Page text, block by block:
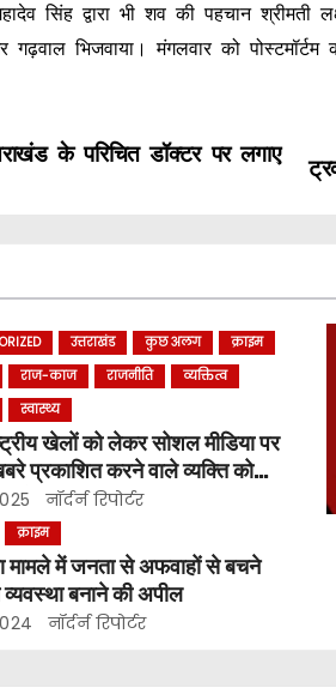
सिंह द्वारा भी शव की पहचान
गढ़वाल भिजवाया। मंगलवार को
के परिचित डॉक्टर पर लगाए
उत्तराखंड कुछ अलग
क्राइम
राज-काज राजनीति
व्यक्तित्व
स्वास्थ्य
खेलों को लेकर सोशल मीडिया पर
प्रकाशित करने वाले व्यक्ति को
ने गिरफ्तार ।
नॉर्दर्न रिपोर्टर
क्राइम
मामले में जनता से अफवाहों से बचने
बनाने की अपील
नॉर्दर्न रिपोर्टर